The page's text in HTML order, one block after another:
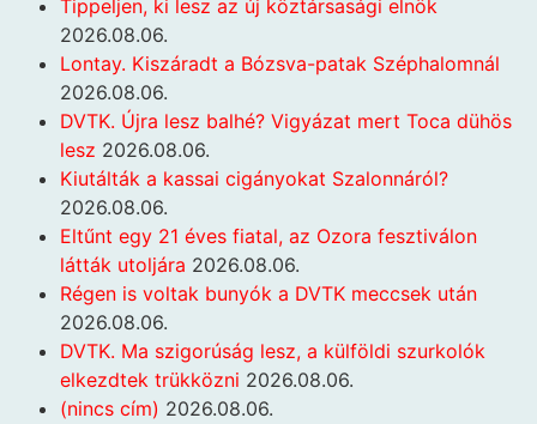
Tippeljen, ki lesz az új köztársasági elnök
2026.08.06.
Lontay. Kiszáradt a Bózsva-patak Széphalomnál
2026.08.06.
DVTK. Újra lesz balhé? Vigyázat mert Toca dühös
lesz 2026.08.06.
Kiutálták a kassai cigányokat Szalonnáról?
2026.08.06.
Eltűnt egy 21 éves fiatal, az Ozora fesztiválon
látták utoljára 2026.08.06.
Régen is voltak bunyók a DVTK meccsek után
2026.08.06.
DVTK. Ma szigorúság lesz, a külföldi szurkolók
elkezdtek trükközni 2026.08.06.
(nincs cím) 2026.08.06.